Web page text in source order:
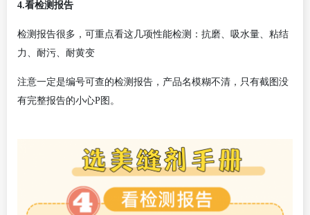
4.看检测报告
检测报告很多，可重点看这几项性能检测：抗磨、吸水量、粘结
力、耐污、耐黄变
注意一定是编号可查的检测报告，产品名模糊不清，只有截图没
有完整报告的小心P图。